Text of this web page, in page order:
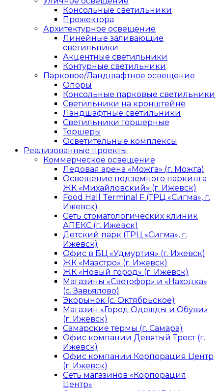
Консольные светильники
Прожектора
Архитектурное освещение
Линейные заливающие
светильники
Акцентные светильники
Контурные светильники
Парковое/Ландшафтное освещение
Опоры
Консольные парковые светильники
Светильники на кронштейне
Ландшафтные светильники
Светильники торшерные
Торшеры
Осветительные комплексы
Реализованные проекты
Коммерческое освещение
Ледовая арена «Можга» (г. Можга)
Освещение подземного паркинга
ЖК «Михайловский» (г. Ижевск)
Food Hall Terminal F (ТРЦ «Сигма», г.
Ижевск)
Сеть стоматологических клиник
АПЕКС (г. Ижевск)
Детский парк (ТРЦ «Сигма», г.
Ижевск)
Офис в БЦ «Удмуртия» (г. Ижевск)
ЖК «Маэстро» (г. Ижевск)
ЖК «Новый город» (г. Ижевск)
Магазины «Светофор» и «Находка»
(с. Завьялово)
Экорынок (с. Октябрьское)
Магазин «Город Одежды и Обуви»
(г. Ижевск)
Самарские термы (г. Самара)
Офис компании Девятый Трест (г.
Ижевск)
Офис компании Корпорация Центр
(г. Ижевск)
Сеть магазинов «Корпорация
Центр»